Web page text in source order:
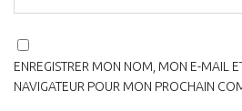
ENREGISTRER MON NOM, MON E-MAIL
NAVIGATEUR POUR MON PROCHAIN